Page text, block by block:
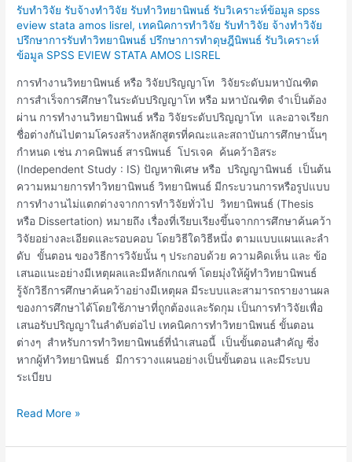
รับทำวิจัย รับจ้างทำวิจัย รับทำวิทยานิพนธ์ รับวิเคราะห์ข้อมูล spss
eview stata amos lisrel, เทคนิคการทำวิจัย รับทำวิจัย จ้างทำวิจัย
ปรึกษาการรับทำวิทยานิพนธ์ ปรึกษาการทำดุษฎีนิพนธ์ รับวิเคราะห์
ข้อมูล SPSS EVIEW STATA AMOS LISREL
การทำงานวิทยานิพนธ์ หรือ วิจัยปริญญาโท วิจัยระดับมหาบัณฑิต
การสำเร็จการศึกษาในระดับปริญญาโท หรือ มหาบัณฑิต จำเป็นต้อง
ผ่าน การทำงานวิทยานิพนธ์ หรือ วิจัยระดับปริญญาโท และอาจเรียก
ชื่อต่างกันไปตามโครงสร้างหลักสูตรที่คณะและสถาบันการศึกษานั้นๆ
กำหนด เช่น ภาคนิพนธ์ สารนิพนธ์ โปรเจค ค้นคว้าอิสระ
(Independent Study : IS) ปัญหาพิเศษ หรือ ปริญญานิพนธ์ เป็นต้น
ความหมายการทำวิทยานิพนธ์ วิทยานิพนธ์ มีกระบวนการหรือรูปแบบ
การทำงานไม่แตกต่างจากการทำวิจัยทั่วไป วิทยานิพนธ์ (Thesis
หรือ Dissertation) หมายถึง เรื่องที่เรียบเรียงขึ้นจากการศึกษาค้นคว้า
วิจัยอย่างละเอียดและรอบคอบ โดยวิธีใดวิธีหนึ่ง ตามแบบแผนและลํา
ดับ ขั้นตอน ของวิธีการวิจัยนั้น ๆ ประกอบด้วย ความคิดเห็น และ ข้อ
เสนอแนะอย่างมีเหตุผลและมีหลักเกณฑ์ โดยมุ่งให้ผู้ทําวิทยานิพนธ์
รู้จักวิธีการศึกษาค้นคว้าอย่างมีเหตุผล มีระบบและสามารถรายงานผล
ของการศึกษาได้โดยใช้ภาษาที่ถูกต้องและรัดกุม เป็นการทําวิจัยเพื่อ
เสนอรับปริญญาในลำดับต่อไป เทคนิคการทำวิทยานิพนธ์ ขั้นตอน
ต่างๆ สำหรับการทำวิทยานิพนธ์ที่นำเสนอนี้ เป็นขั้นตอนสำคัญ ซึ่ง
หากผู้ทำวิทยานิพนธ์ มีการวางแผนอย่างเป็นขั้นตอน และมีระบบ
ระเบียบ
วิทยานิพนธ์
Read More »